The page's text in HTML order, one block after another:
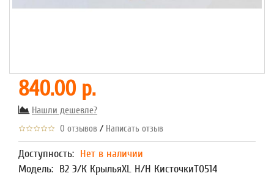
840.00 р.
Нашли дешевле?
0 отзывов / Написать отзыв
Доступность: Нет в наличии
Модель: В2 Э/К КрыльяXL Н/Н КисточкиТ0514